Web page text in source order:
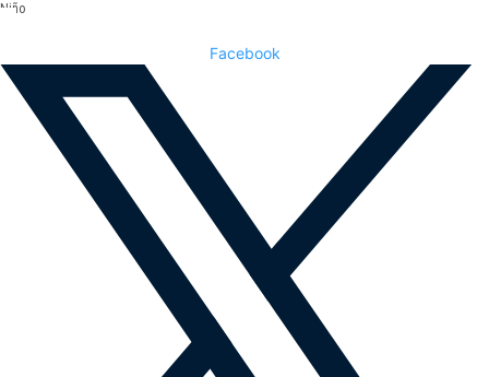
Niño
Facebook